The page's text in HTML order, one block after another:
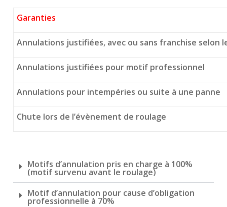
Garanties
Annulations justifiées, avec ou sans franchise selon
Annulations justifiées pour motif professionnel
Annulations pour intempéries ou suite à une panne
Chute lors de l’évènement de roulage
Motifs d’annulation pris en charge à 100%
(motif survenu avant le roulage)
Motif d’annulation pour cause d’obligation
professionnelle à 70%